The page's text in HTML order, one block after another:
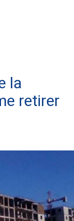
la
retirer